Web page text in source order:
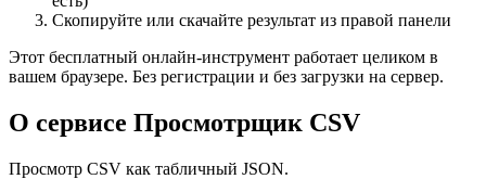
Скопируйте или скачайте результат из правой панели
Этот бесплатный онлайн‑инструмент работает целиком в
вашем браузере. Без регистрации и без загрузки на сервер.
О сервисе Просмотрщик CSV
Просмотр CSV как табличный JSON.